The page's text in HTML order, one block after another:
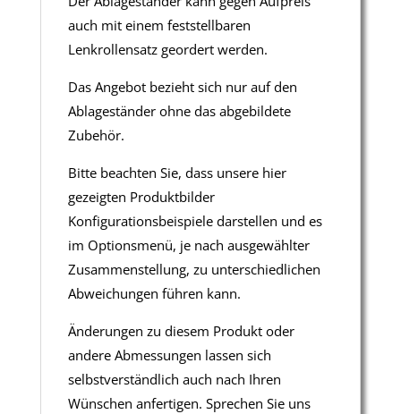
auch mit einem feststellbaren
Lenkrollensatz geordert werden.
Das Angebot bezieht sich nur auf den
Ablageständer ohne das abgebildete
Zubehör.
Bitte beachten Sie, dass unsere hier
gezeigten Produktbilder
Konfigurationsbeispiele darstellen und es
im Optionsmenü, je nach ausgewählter
Zusammenstellung, zu unterschiedlichen
Abweichungen führen kann.
Änderungen zu diesem Produkt oder
andere Abmessungen lassen sich
selbstverständlich auch nach Ihren
Wünschen anfertigen. Sprechen Sie uns